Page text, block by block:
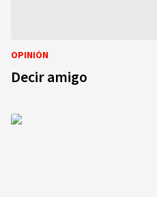
OPINIÓN
Decir amigo